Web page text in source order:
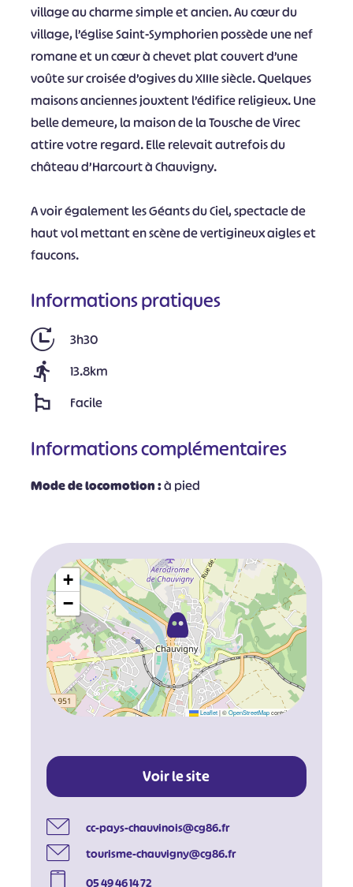
village au charme simple et ancien. Au cœur du
village, l’église Saint-Symphorien possède une nef
romane et un cœur à chevet plat couvert d’une
voûte sur croisée d’ogives du XIIIe siècle. Quelques
maisons anciennes jouxtent l’édifice religieux. Une
belle demeure, la maison de la Tousche de Virec
attire votre regard. Elle relevait autrefois du
château d’Harcourt à Chauvigny.
A voir également les Géants du Ciel, spectacle de
haut vol mettant en scène de vertigineux aigles et
faucons.
Informations pratiques
3h30
13.8km
Facile
Informations complémentaires
Mode de locomotion :à pied
+
−
Leaflet |©OpenStreetMapcontributors
Voir le site
cc-pays-chauvinois@cg86.fr
tourisme-chauvigny@cg86.fr
05 49 46 14 72